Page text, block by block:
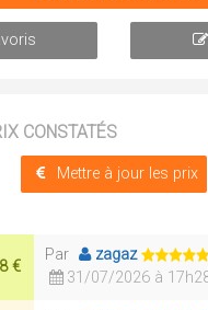
CONSTATÉS
Mettre à jour les prix
€
Par
zagaz
31/07/2026 à